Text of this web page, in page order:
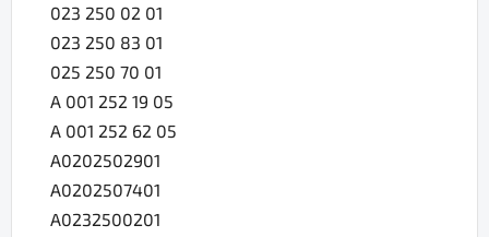
023 250 02 01
023 250 83 01
025 250 70 01
A 001 252 19 05
A 001 252 62 05
A0202502901
A0202507401
A0232500201